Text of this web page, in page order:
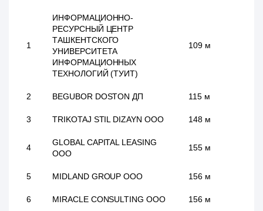
1
ИНФОРМАЦИОННО-
РЕСУРСНЫЙ ЦЕНТР
ТАШКЕНТСКОГО
УНИВЕРСИТЕТА
ИНФОРМАЦИОННЫХ
ТЕХНОЛОГИЙ (ТУИТ)
109 м
2 BEGUBOR DOSTON ДП 115 м
3 TRIKOTAJ STIL DIZAYN ООО 148 м
4
GLOBAL CAPITAL LEASING
ООО
155 м
5 MIDLAND GROUP ООО 156 м
6 MIRACLE CONSULTING ООО 156 м